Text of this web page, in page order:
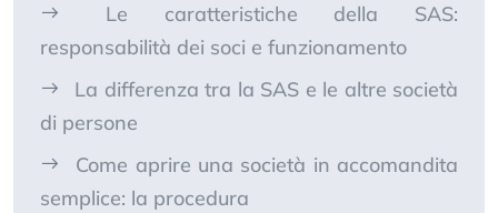
Le caratteristiche della SAS:
responsabilità dei soci e funzionamento
La differenza tra la SAS e le altre società
di persone
Come aprire una società in accomandita
semplice: la procedura